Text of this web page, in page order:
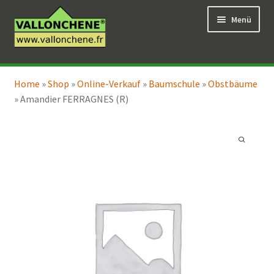
Navigation
springen
Inhalt
springen
Menü
Online-Verkauf
Coaching für den Garten
Home »Shop »Online-Verkauf» Baumschule »Obstbäume
»Amandier FERRAGNES (R)